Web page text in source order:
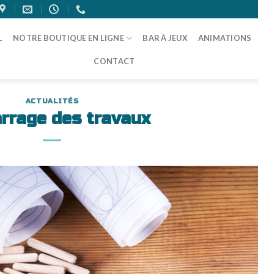
NOTRE BOUTIQUE EN LIGNE BAR À JEUX ANIMATIONS
CONTACT
ACTUALITÉS
des travaux